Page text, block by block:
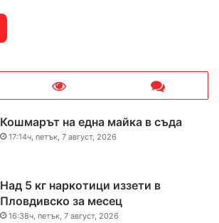
Кошмарът на една майка в съда
17:14ч, петък, 7 август, 2026
Над 5 кг наркотици иззети в
Пловдивско за месец
16:38ч, петък, 7 август, 2026